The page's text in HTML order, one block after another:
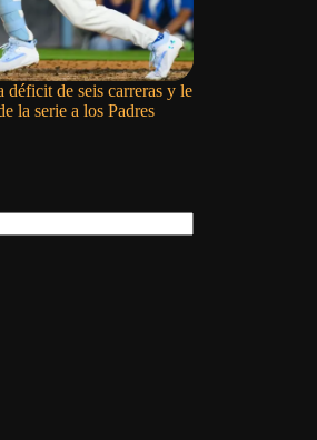
déficit de seis carreras y le
la serie a los Padres